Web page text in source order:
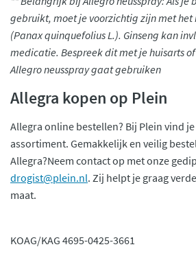
gebruikt, moet je voorzichtig zijn met het
(Panax quinquefolius L.). Ginseng kan
medicatie. Bespreek dit met je huisarts
Allegro neusspray gaat gebruiken
Allegra kopen op Plein
Allegra online bestellen? Bij Plein vind
assortiment. Gemakkelijk en veilig
Allegra?Neem contact op met onze
drogist@plein.nl. Zij helpt je graag
maat.
KOAG/KAG 4695-0425-3661